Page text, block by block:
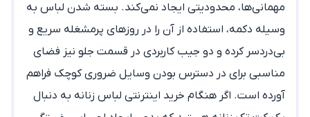
مهمانی‌ها، محدودیتی ایجاد نمی‌کند. بسته شدن لباس به
وسیله دکمه، استفاده از آن را در روزهای پرمشغله سریع و
بی‌دردسر کرده و دو جیب کاربردی در قسمت جلو نیز فضای
مناسبی برای در دسترس بودن وسایل ضروری کوچک فراهم
آورده است. اگر هنگام خرید اینترنتی لباس زنانه به دنبال